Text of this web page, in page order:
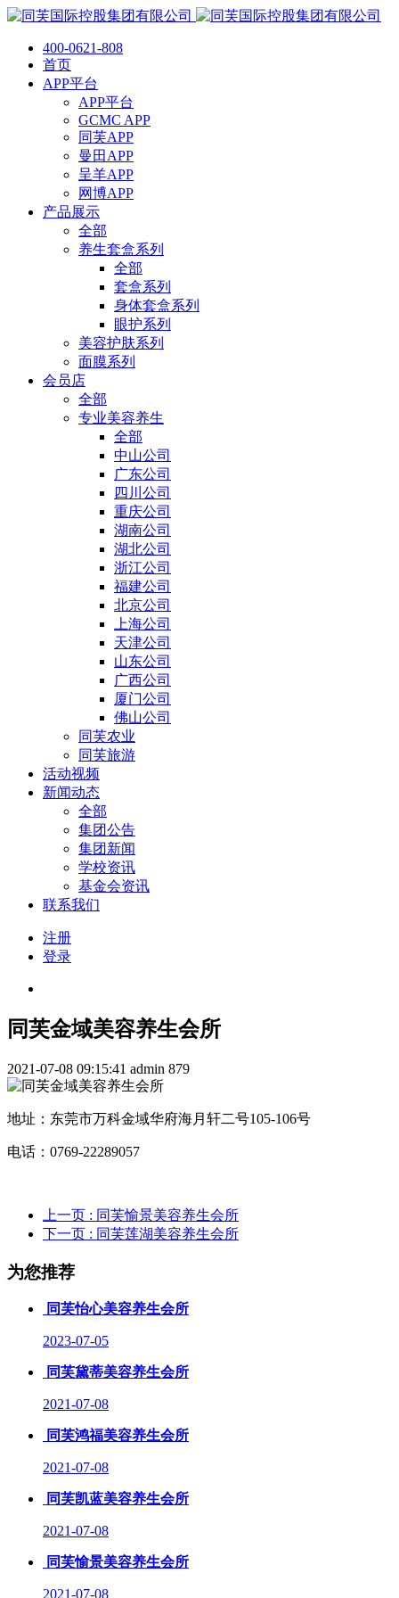
400-0621-808
首页
APP平台
APP平台
GCMC APP
同芙APP
曼田APP
呈羊APP
网博APP
产品展示
全部
养生套盒系列
全部
套盒系列
身体套盒系列
眼护系列
美容护肤系列
面膜系列
会员店
全部
专业美容养生
全部
中山公司
广东公司
四川公司
重庆公司
湖南公司
湖北公司
浙江公司
福建公司
北京公司
上海公司
天津公司
山东公司
广西公司
厦门公司
佛山公司
同芙农业
同芙旅游
活动视频
新闻动态
全部
集团公告
集团新闻
学校资讯
基金会资讯
联系我们
注册
登录
同芙金域美容养生会所
2021-07-08 09:15:41 admin 879
地址：东莞市万科金域华府海月轩二号105-106号
电话：0769-22289057
上一页 : 同芙愉景美容养生会所
下一页 : 同芙莲湖美容养生会所
为您推荐
同芙怡心美容养生会所
2023-07-05
同芙黛蒂美容养生会所
2021-07-08
同芙鸿福美容养生会所
2021-07-08
同芙凯蓝美容养生会所
2021-07-08
同芙愉景美容养生会所
2021-07-08